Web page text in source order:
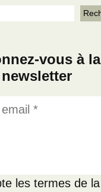
vous à la
newsletter
les termes de la